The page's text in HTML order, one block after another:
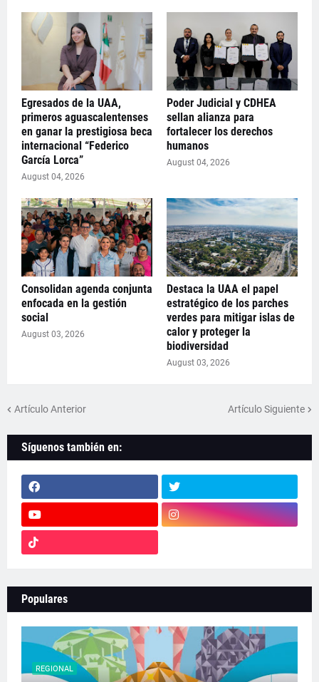
Egresados de la UAA,
primeros aguascalentenses
en ganar la prestigiosa beca
internacional “Federico
García Lorca”
August 04, 2026
Poder Judicial y CDHEA
sellan alianza para
fortalecer los derechos
humanos
August 04, 2026
Consolidan agenda conjunta
enfocada en la gestión
social
August 03, 2026
Destaca la UAA el papel
estratégico de los parches
verdes para mitigar islas de
calor y proteger la
biodiversidad
August 03, 2026
Artículo Anterior Artículo Siguiente
Síguenos también en:
Populares
REGIONAL